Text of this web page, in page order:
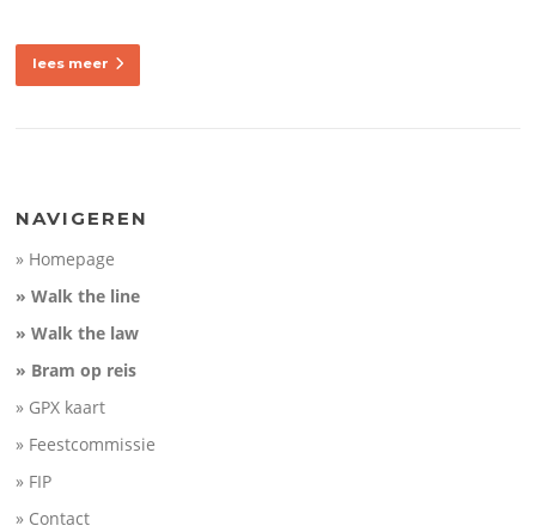
lees meer
NAVIGEREN
» Homepage
» Walk the line
» Walk the law
» Bram op reis
» GPX kaart
» Feestcommissie
» FIP
» Contact